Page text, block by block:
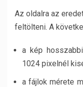
Az oldalra az
feltölteni. A
a kép
1024 pixelnél
a fájlok mérete